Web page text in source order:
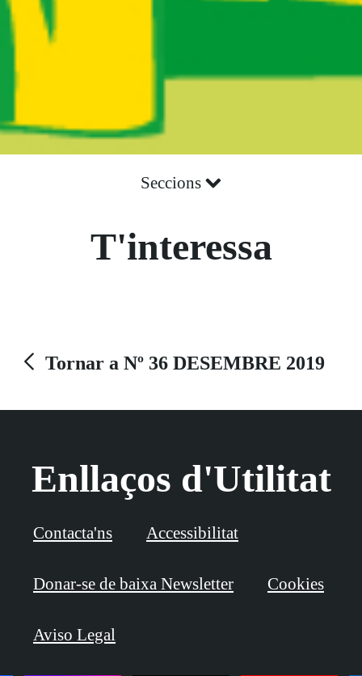
Seccions
T'interessa
Tornar a Nº 36 DESEMBRE 2019
Enllaços d'Utilitat
Contacta'ns Accessibilitat
Donar-se de baixa Newsletter Cookies
Aviso Legal